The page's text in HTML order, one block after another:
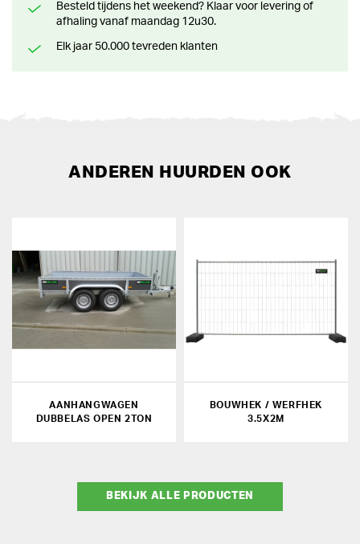
Besteld tijdens het weekend? Klaar voor levering of
afhaling vanaf maandag 12u30.
Elk jaar 50.000 tevreden klanten
ANDEREN HUURDEN OOK
AANHANGWAGEN
DUBBELAS OPEN 2TON
BOUWHEK / WERFHEK
3.5X2M
BEKIJK ALLE PRODUCTEN